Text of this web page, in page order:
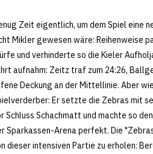
Zeit eigentlich, um dem Spiel eine
Mikler gewesen wäre: Reihenweise
und verhinderte so die Kieler
aufnahm: Zeitz traf zum 24:26,
Deckung an der Mittellinie. Aber
Er setzte die Zebras mit
Schluss Schachmatt und machte so
Sparkassen-Arena perfekt. Die
dieser intensiven Partie zu erholen: